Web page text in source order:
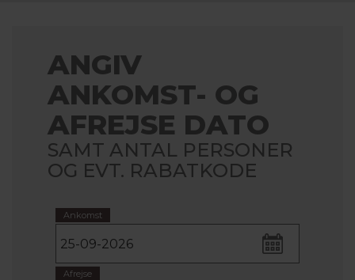
ANGIV
ANKOMST- OG
AFREJSE DATO
SAMT ANTAL PERSONER
OG EVT. RABATKODE
Ankomst
Afrejse